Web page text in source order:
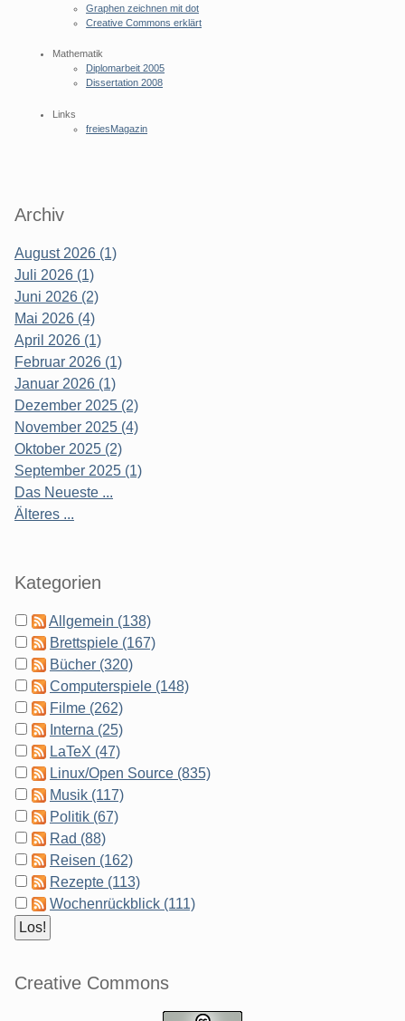
Graphen zeichnen mit dot
Creative Commons erklärt
Mathematik
Diplomarbeit 2005
Dissertation 2008
Links
freiesMagazin
Archiv
August 2026 (1)
Juli 2026 (1)
Juni 2026 (2)
Mai 2026 (4)
April 2026 (1)
Februar 2026 (1)
Januar 2026 (1)
Dezember 2025 (2)
November 2025 (4)
Oktober 2025 (2)
September 2025 (1)
Das Neueste ...
Älteres ...
Kategorien
Allgemein (138)
Brettspiele (167)
Bücher (320)
Computerspiele (148)
Filme (262)
Interna (25)
LaTeX (47)
Linux/Open Source (835)
Musik (117)
Politik (67)
Rad (88)
Reisen (162)
Rezepte (113)
Wochenrückblick (111)
Creative Commons